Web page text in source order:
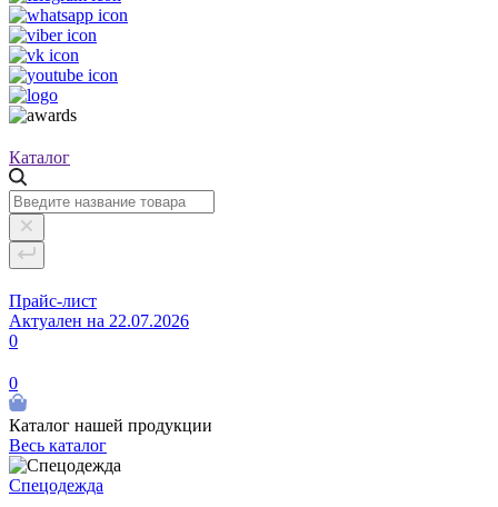
Каталог
Прайс-лист
Актуален на 22.07.2026
0
0
Каталог нашей продукции
Весь каталог
Спецодежда